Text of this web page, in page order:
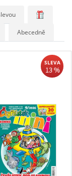
Abecedně
SLEVA
13 %